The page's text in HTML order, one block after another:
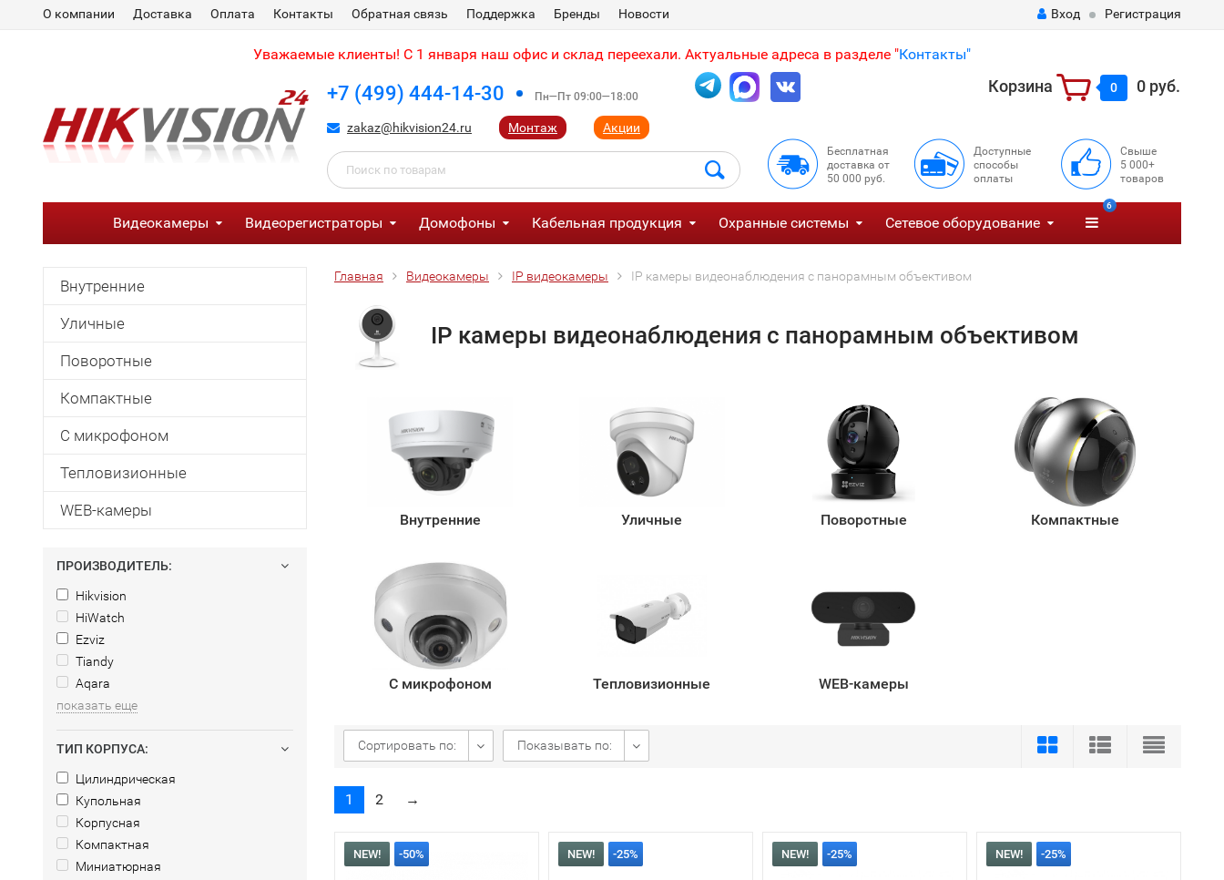
О компании Доставка Оплата Контакты Обратная связь Поддержка Бренды Новости Вход Регистрация
Уважаемые клиенты! С 1 января наш офис и склад переехали. Актуальные адреса в разделе "Контакты"
+7 (499) 444-14-30 Пн—Пт 09:00—18:00
zakaz@hikvision24.ru Монтаж Акции
Корзина 0 0 руб.
Бесплатная
доставка от
50 000 руб.
Доступные
способы
оплаты
Свыше
5 000+
товаров
Видеокамеры Видеорегистраторы Домофоны Кабельная продукция Охранные системы Сетевое оборудование
6
Внутренние
Уличные
Поворотные
Компактные
С микрофоном
Тепловизионные
WEB-камеры
ПРОИЗВОДИТЕЛЬ:
Hikvision
HiWatch
Ezviz
Tiandy
Aqara
показать еще
ТИП КОРПУСА:
Цилиндрическая
Купольная
Корпусная
Компактная
Миниатюрная
Главная Видеокамеры IP видеокамеры IP камеры видеонаблюдения с панорамным объективом
IP камеры видеонаблюдения с панорамным объективом
Внутренние Уличные Поворотные Компактные
С микрофоном Тепловизионные WEB-камеры
Сортировать по: Показывать по:
1 2 →
NEW! -50% NEW! -25% NEW! -25% NEW! -25%